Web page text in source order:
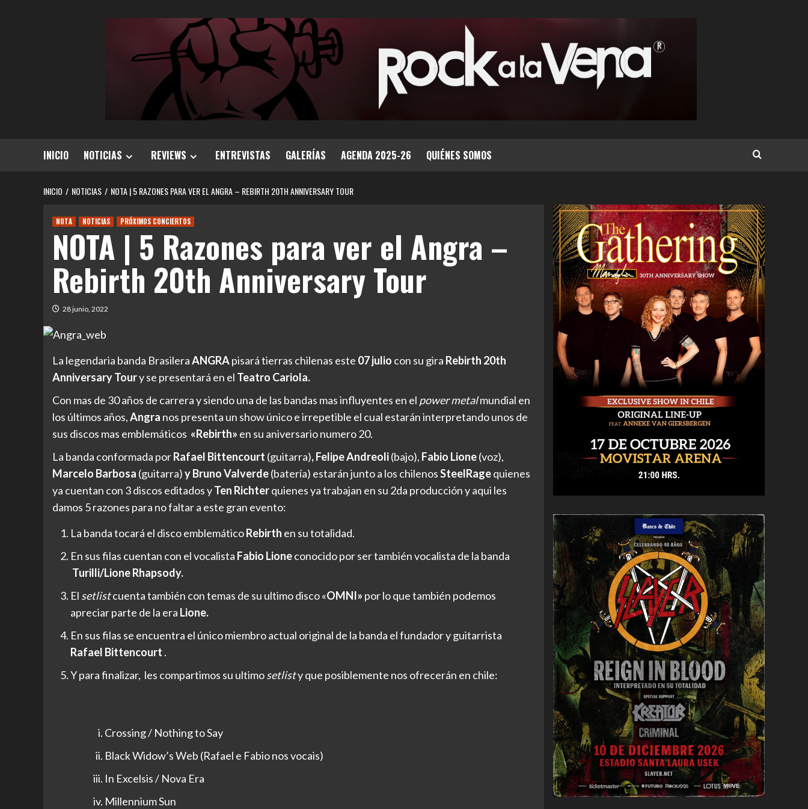
INICIO NOTICIAS REVIEWS ENTREVISTAS GALERÍAS AGENDA 2025-26 QUIÉNES SOMOS
INICIO NOTICIAS NOTA | 5 RAZONES PARA VER EL ANGRA – REBIRTH 20TH ANNIVERSARY TOUR
NOTA NOTICIAS PRÓXIMOS CONCIERTOS
NOTA | 5 Razones para ver el Angra –
Rebirth 20th Anniversary Tour
28 junio, 2022
La legendaria banda BrasileraANGRApisará tierras chilenas este 07 julio con su gira Rebirth 20th
Anniversary Toury se presentará en el Teatro Cariola.
Con mas de 30 años de carrera y siendo una de las bandas mas influyentes en el power metalmundial en
los últimos años,Angra nos presenta un show único e irrepetible el cual estarán interpretando unos de
sus discos mas emblemáticos «Rebirth» en su aniversario numero 20.
La banda conformada porRafael Bittencourt (guitarra), Felipe Andreoli(bajo), Fabio Lione(voz),
Marcelo Barbosa (guitarra)y Bruno Valverde(batería) estarán junto a los chilenosSteelRagequienes
ya cuentan con 3 discos editados yTen Richterquienes ya trabajan en su 2da producción y aqui les
damos 5 razones para no faltar a este gran evento:
La banda tocará el disco emblemáticoRebirth en su totalidad.
En sus filas cuentan con el vocalista Fabio Lioneconocido por ser también vocalista de la banda
Turilli/Lione Rhapsody.
El setlistcuenta también con temas de su ultimo disco «OMNI» por lo que también podemos
apreciar parte de la era Lione.
En sus filas se encuentra el único miembro actual original de la banda el fundador y guitarrista
Rafael Bittencourt .
Y para finalizar, les compartimos su ultimosetlisty que posiblemente nos ofrecerán en chile:
Crossing / Nothing to Say
Black Widow’s Web (Rafael e Fabio nos vocais)
In Excelsis / Nova Era
Millennium Sun